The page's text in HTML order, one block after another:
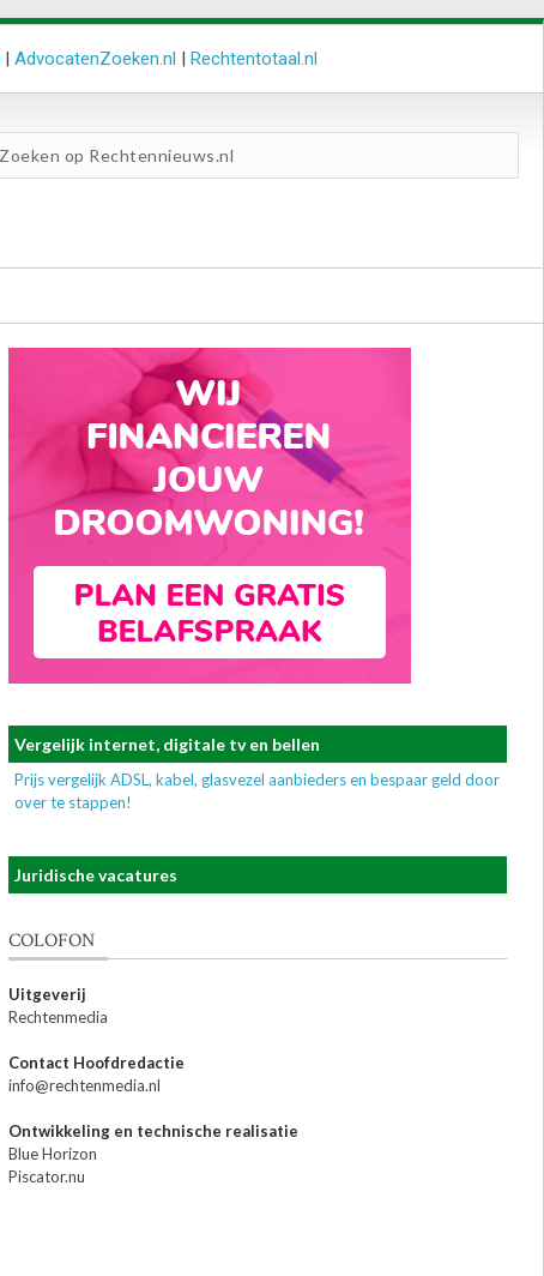
| AdvocatenZoeken.nl | Rechtentotaal.nl
Vergelijk internet, digitale tv en bellen
Prijs vergelijk ADSL, kabel, glasvezel aanbieders en bespaar geld door
over te stappen!
Juridische vacatures
COLOFON
Uitgeverij
Rechtenmedia
Contact Hoofdredactie
info@rechtenmedia.nl
Ontwikkeling en technische realisatie
Blue Horizon
Piscator.nu